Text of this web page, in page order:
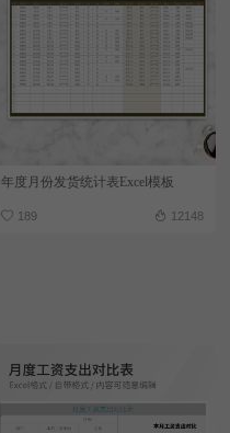
年度月份发货统计表Excel模板
189 12148